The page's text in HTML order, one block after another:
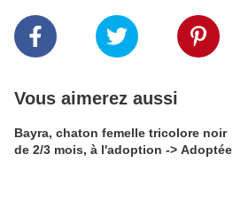
Vous aimerez aussi
Bayra, chaton femelle tricolore noir
de 2/3 mois, à l'adoption -> Adoptée